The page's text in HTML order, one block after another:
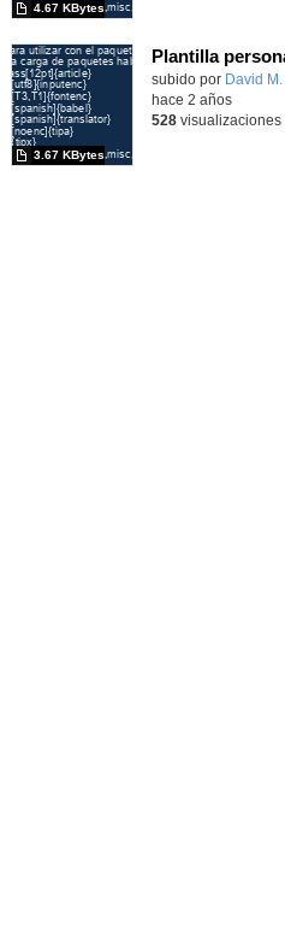
4.67 KBytes
subido por David M.
3.67 KBytes
hace 2 años
528visualizaciones